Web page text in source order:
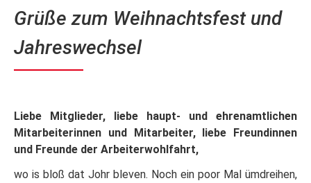
Grüße zum Weihnachtsfest und
Jahreswechsel
Liebe Mitglieder, liebe haupt- und ehrenamtlichen
Mitarbeiterinnen und Mitarbeiter, liebe Freundinnen
und Freunde der Arbeiterwohlfahrt,
wo is bloß dat Johr bleven. Noch ein poor Mal ümdreihen,